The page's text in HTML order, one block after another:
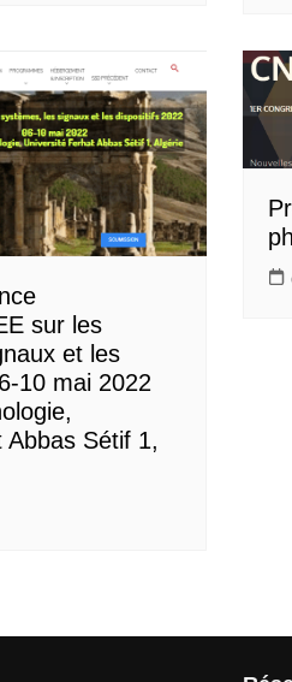
sur les
et les
10 mai 2022
Abbas Sétif 1,